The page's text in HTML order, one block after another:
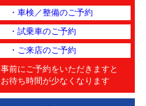
・車検／整備のご予約
・試乗車のご予約
・ご来店のご予約
事前にご予約をいただきますと
お待ち時間が少なくなります